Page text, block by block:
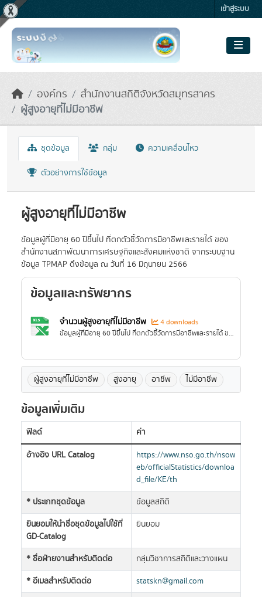
Skip to main content เข้าสู่ระบบ
องค์กร
สำนักงานสถิติจังหวัดสมุทรสาคร
ผู้สูงอายุที่ไม่มีอาชีพ
ชุดข้อมูล กลุ่ม ความเคลื่อนไหว
ตัวอย่างการใช้ข้อมูล
ผู้สูงอายุที่ไม่มีอาชีพ
ข้อมูลผู้ที่มีอายุ 60 ปีขึ้นไป ที่ตกตัวชี้วัดการมีอาชีพและรายได้ ของ
สำนักงานสภาพัฒนาการเศรษฐกิจและสังคมแห่งชาติ จากระบบฐาน
ข้อมูล TPMAP ดึงข้อมูล ณ วันที่ 16 มิถุนายน 2566
ข้อมูลและทรัพยากร
จำนวนผู้สูงอายุที่ไม่มีอาชีพ
4 downloads
ข้อมูลผู้ที่มีอายุ 60 ปีขึ้นไป ที่ตกตัวชี้วัดการมีอาชีพและรายได้ ของสำนักงานสภาพัฒนาการเศรษฐกิจและสังคมแห่งชาติ จากระบบฐานข้อมูล TPMAP ดึงข้อมูล ณ วันที่ 16 มิถุนายน 2566
ผู้สูงอายุที่ไม่มีอาชีพ สูงอายุ อาชีพ ไม่มีอาชีพ
ข้อมูลเพิ่มเติม
ฟิลด์
ค่า
อ้างอิง URL Catalog
https://www.nso.go.th/nsow
eb/officialStatistics/downloa
d_file/KE/th
* ประเภทชุดข้อมูล
ข้อมูลสถิติ
ยินยอมให้นำชื่อชุดข้อมูลไปใช้ที่
GD-Catalog
ยินยอม
* ชื่อฝ่ายงานสำหรับติดต่อ
กลุ่มวิชาการสถิติและวางแผน
* อีเมลสำหรับติดต่อ
statskn@gmail.com